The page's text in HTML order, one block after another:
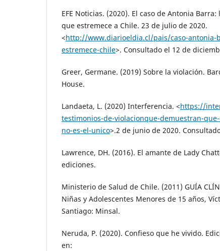
EFE Noticias. (2020). El caso de Antonia
que estremece a Chile. 23 de julio de 2020.
<http://www.diarioeldia.cl/pais/caso-antonia-
estremece-chile>. Consultado el 12 de
Greer, Germane. (2019) Sobre la violación.
House.
Landaeta, L. (2020) Interferencia. <https://
testimonios-de-violacionque-demuestran-
no-es-el-unico>.2 de junio de 2020.
Lawrence, DH. (2016). El amante de Lady
ediciones.
Ministerio de Salud de Chile. (2011) GUÍA
Niñas y Adolescentes Menores de 15 años,
Santiago: Minsal.
Neruda, P. (2020). Confieso que he vivido.
en: